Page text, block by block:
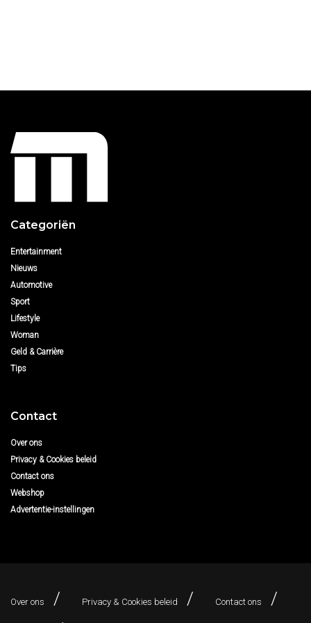
Categoriën
Entertainment
Nieuws
Automotive
Sport
Lifestyle
Woman
Geld & Carrière
Tips
Contact
Over ons
Privacy & Cookies beleid
Contact ons
Webshop
Advertentie-instellingen
Over ons Privacy & Cookies beleid Contact ons